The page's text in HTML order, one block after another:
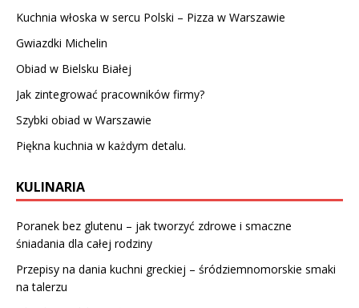
Kuchnia włoska w sercu Polski – Pizza w Warszawie
Gwiazdki Michelin
Obiad w Bielsku Białej
Jak zintegrować pracowników firmy?
Szybki obiad w Warszawie
Piękna kuchnia w każdym detalu.
KULINARIA
Poranek bez glutenu – jak tworzyć zdrowe i smaczne
śniadania dla całej rodziny
Przepisy na dania kuchni greckiej – śródziemnomorskie smaki
na talerzu